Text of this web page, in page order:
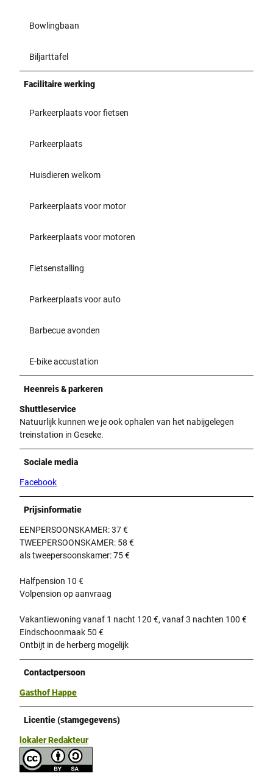
Bowlingbaan
Biljarttafel
Facilitaire werking
Parkeerplaats voor fietsen
Parkeerplaats
Huisdieren welkom
Parkeerplaats voor motor
Parkeerplaats voor motoren
Fietsenstalling
Parkeerplaats voor auto
Barbecue avonden
E-bike accustation
Heenreis & parkeren
Shuttleservice
Natuurlijk kunnen we je ook ophalen van het nabijgelegen
treinstation in Geseke.
Sociale media
Facebook
Prijsinformatie
EENPERSOONSKAMER: 37 €
TWEEPERSOONSKAMER: 58 €
als tweepersoonskamer: 75 €
Halfpension 10 €
Volpension op aanvraag
Vakantiewoning vanaf 1 nacht 120 €, vanaf 3 nachten 100 €
Eindschoonmaak 50 €
Ontbijt in de herberg mogelijk
Contactpersoon
Gasthof Happe
Licentie (stamgegevens)
lokaler Redakteur